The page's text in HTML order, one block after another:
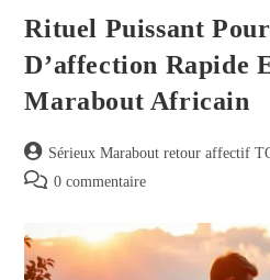
Rituel Puissant
D’affection Rapide
Marabout Africain
Sérieux Marabout retour affectif
0 commentaire